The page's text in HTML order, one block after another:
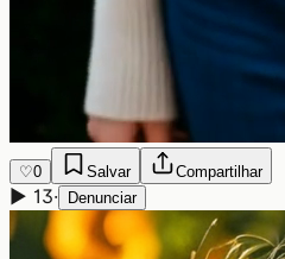
♡0 Salvar Compartilhar
▶ 13· Denunciar